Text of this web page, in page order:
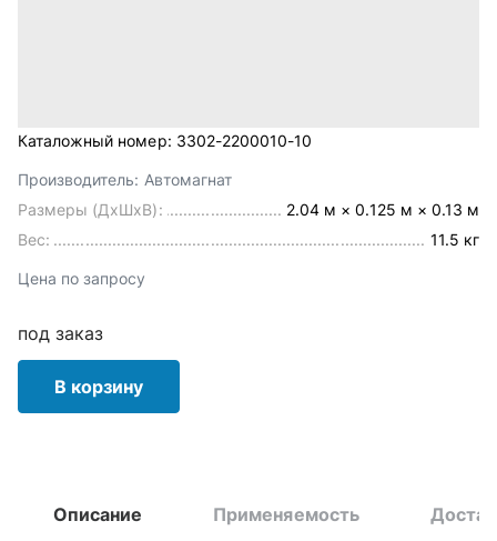
Каталожный номер: 3302-2200010-10
Производитель: Автомагнат
Размеры (ДхШхВ):
2.04 м × 0.125 м × 0.13 м
Вес:
11.5 кг
Цена по запросу
под заказ
В корзину
Описание Применяемость